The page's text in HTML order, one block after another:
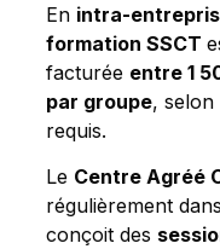
En intra-
formation SSCT
facturée entre 1
par groupe, selon
requis.
Le Centre Agréé
régulièrement
conçoit des